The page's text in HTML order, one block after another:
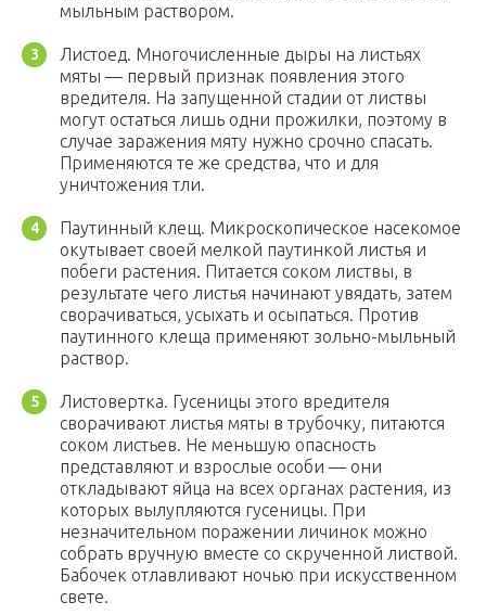
мыльным раствором.
Листоед. Многочисленные дыры на листьях
мяты — первый признак появления этого
вредителя. На запущенной стадии от листвы
могут остаться лишь одни прожилки, поэтому в
случае заражения мяту нужно срочно спасать.
Применяются те же средства, что и для
уничтожения тли.
Паутинный клещ. Микроскопическое насекомое
окутывает своей мелкой паутинкой листья и
побеги растения. Питается соком листвы, в
результате чего листья начинают увядать, затем
сворачиваться, усыхать и осыпаться. Против
паутинного клеща применяют зольно-мыльный
раствор.
Листовертка. Гусеницы этого вредителя
сворачивают листья мяты в трубочку, питаются
соком листьев. Не меньшую опасность
представляют и взрослые особи — они
откладывают яйца на всех органах растения, из
которых вылупляются гусеницы. При
незначительном поражении личинок можно
собрать вручную вместе со скрученной листвой.
Бабочек отлавливают ночью при искусственном
свете.